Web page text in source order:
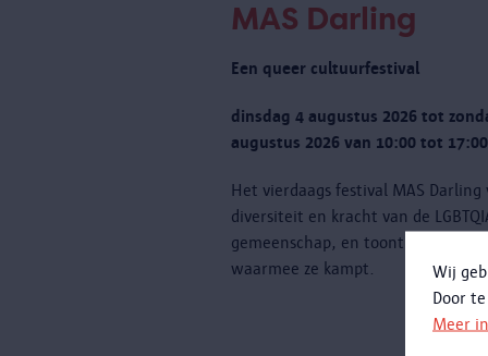
Wij
Door
Meer
MAS Darling
Een queer cultuurfestival
dinsdag 4 augustus 2026 tot
augustus 2026 van 10:00 tot 17:00
Het vierdaags festival MAS Darling
diversiteit en kracht van de
gemeenschap, en toont ook de
waarmee ze kampt.